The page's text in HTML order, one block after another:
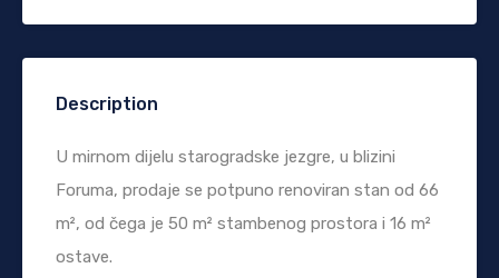
Description
U mirnom dijelu starogradske jezgre, u blizini
Foruma, prodaje se potpuno renoviran stan od 66
m², od čega je 50 m² stambenog prostora i 16 m²
ostave.